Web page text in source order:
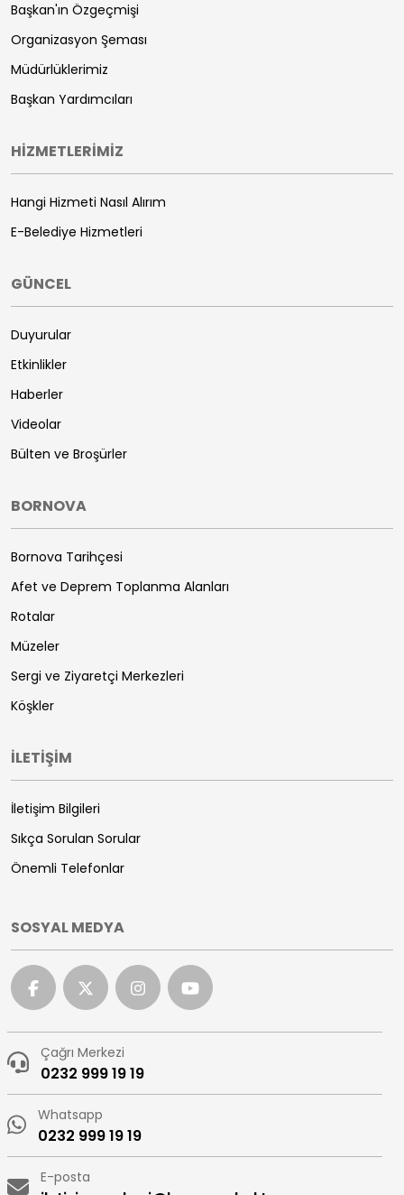
Başkan'ın Özgeçmişi
Organizasyon Şeması
Müdürlüklerimiz
Başkan Yardımcıları
HİZMETLERİMİZ
Hangi Hizmeti Nasıl Alırım
E-Belediye Hizmetleri
GÜNCEL
Duyurular
Etkinlikler
Haberler
Videolar
Bülten ve Broşürler
BORNOVA
Bornova Tarihçesi
Afet ve Deprem Toplanma Alanları
Rotalar
Müzeler
Sergi ve Ziyaretçi Merkezleri
Köşkler
İLETİŞİM
İletişim Bilgileri
Sıkça Sorulan Sorular
Önemli Telefonlar
SOSYAL MEDYA
Çağrı Merkezi
0232 999 19 19
Whatsapp
0232 999 19 19
E-posta